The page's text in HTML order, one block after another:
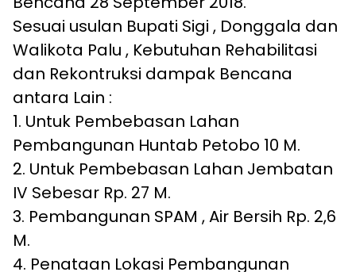
Sesuai usulan Bupati Sigi , Donggala dan
Walikota Palu , Kebutuhan Rehabilitasi
dan Rekontruksi dampak Bencana
antara Lain :
1. Untuk Pembebasan Lahan
Pembangunan Huntab Petobo 10 M.
2. Untuk Pembebasan Lahan Jembatan
IV Sebesar Rp. 27 M.
3. Pembangunan SPAM , Air Bersih Rp. 2,6
M.
4. Penataan Lokasi Pembangunan